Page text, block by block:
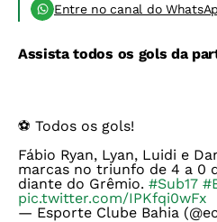
Entre no canal do
Assista todos os gols da
⚽ Todos os gols!
Fábio Ryan, Lyan, Luidi e
marcas no triunfo de 4 a 0
diante do Grêmio. #Sub17
pic.twitter.com/IPKfqi0wFx
— Esporte Clube Bahia